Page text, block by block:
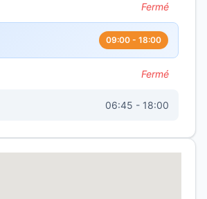
Fermé
09:00 - 18:00
Fermé
06:45 - 18:00